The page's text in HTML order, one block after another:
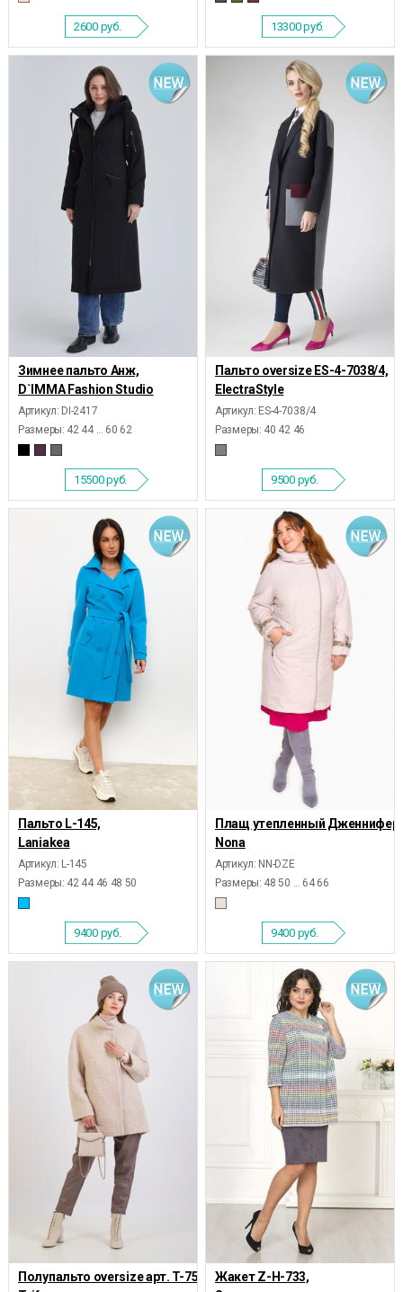
2600 руб. 13300руб.
Зимнее пальто Анж,
D`IMMA Fashion Studio
Артикул: DI-2417
Размеры: 42 44 ... 60 62
15500руб.
Пальто oversize ES-4-7038/4,
ElectraStyle
Артикул: ES-4-7038/4
Размеры: 40 42 46
9500 руб.
Пальто L-145,
Laniakea
Артикул: L-145
Размеры: 42 44 46 48 50
9400 руб.
Плащ утепленный Дженнифер,
Nona
Артикул: NN-DZE
Размеры: 48 50 ... 64 66
9400 руб.
Полупальто oversize арт. T-7551,Жакет Z-Н-733,